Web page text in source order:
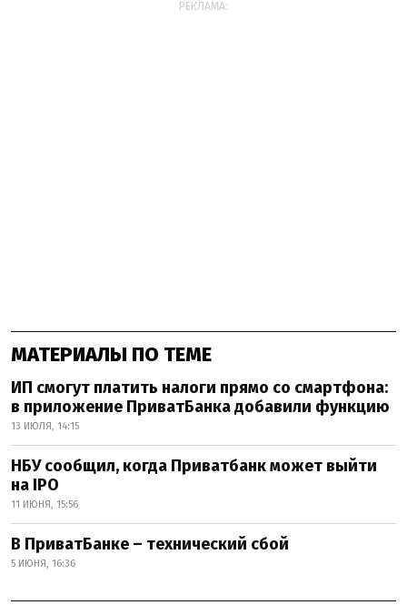
РЕКЛАМА:
МАТЕРИАЛЫ ПО ТЕМЕ
ИП смогут платить налоги прямо со смартфона:
в приложение ПриватБанка добавили функцию
13 ИЮЛЯ, 14:15
НБУ сообщил, когда Приватбанк может выйти
на IPO
11 ИЮНЯ, 15:56
В ПриватБанке – технический сбой
5 ИЮНЯ, 16:36